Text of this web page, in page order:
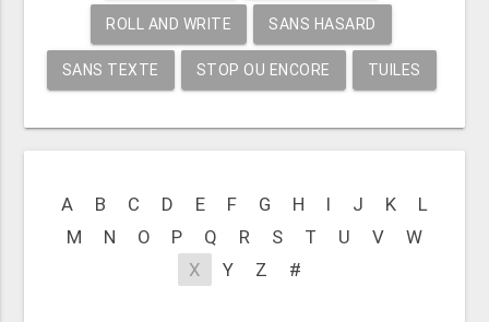
ROLL AND WRITE SANS HASARD
SANS TEXTE STOP OU ENCORE TUILES
A B C D E F G H I J K
L
M
N O P Q R S T U V
W
X
Y Z #